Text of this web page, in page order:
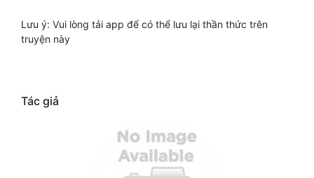
Điềm Đạm
Lưu ý: Vui lòng tải app để có thể lưu lại thần thức trên
truyện này
Tác giả